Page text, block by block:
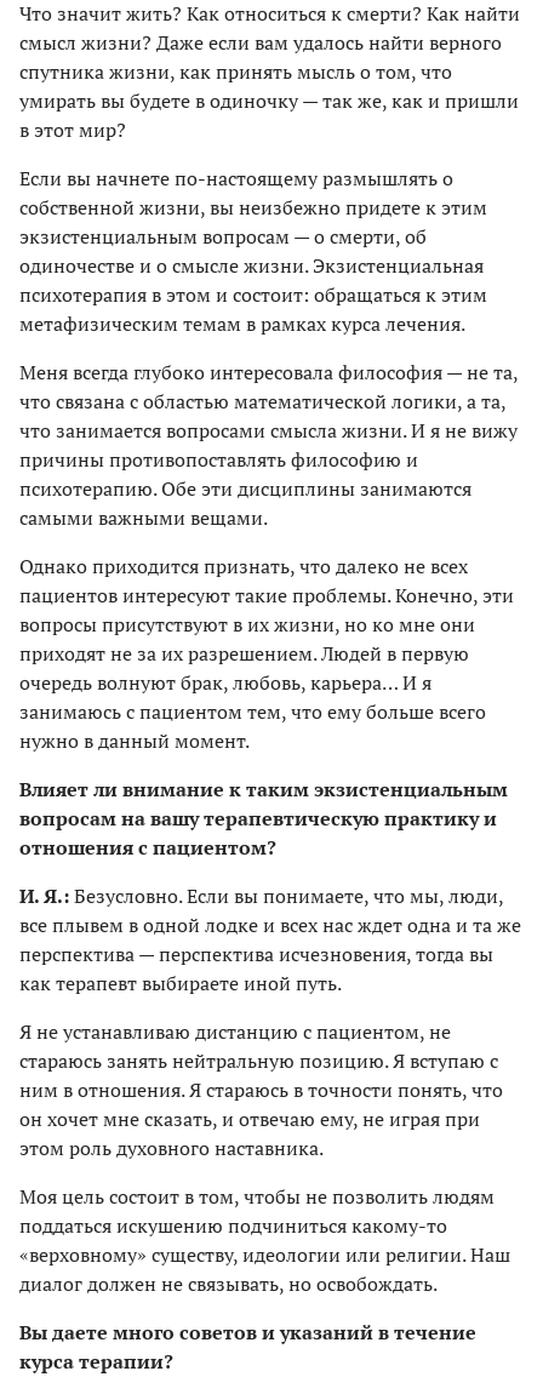
Что значит жить? Как относиться к смерти? Как найти
смысл жизни? Даже если вам удалось найти верного
спутника жизни, как принять мысль о том, что
умирать вы будете в одиночку — так же, как и пришли
в этот мир?
Если вы начнете по-настоящему размышлять о
собственной жизни, вы неизбежно придете к этим
экзистенциальным вопросам — о смерти, об
одиночестве и о смысле жизни. Экзистенциальная
психотерапия в этом и состоит: обращаться к этим
метафизическим темам в рамках курса лечения.
Меня всегда глубоко интересовала философия — не та,
что связана с областью математической логики, а та,
что занимается вопросами смысла жизни. И я не вижу
причины противопоставлять философию и
психотерапию. Обе эти дисциплины занимаются
самыми важными вещами.
Однако приходится признать, что далеко не всех
пациентов интересуют такие проблемы. Конечно, эти
вопросы присутствуют в их жизни, но ко мне они
приходят не за их разрешением. Людей в первую
очередь волнуют брак, любовь, карьера… И я
занимаюсь с пациентом тем, что ему больше всего
нужно в данный момент.
Влияет ли внимание к таким экзистенциальным
вопросам на вашу терапевтическую практику и
отношения с пациентом?
И. Я.:Безусловно. Если вы понимаете, что мы, люди,
все плывем в одной лодке и всех нас ждет одна и та же
перспектива — перспектива исчезновения, тогда вы
как терапевт выбираете иной путь.
Я не устанавливаю дистанцию с пациентом, не
стараюсь занять нейтральную позицию. Я вступаю с
ним в отношения. Я стараюсь в точности понять, что
он хочет мне сказать, и отвечаю ему, не играя при
этом роль духовного наставника.
Моя цель состоит в том, чтобы не позволить людям
поддаться искушению подчиниться какому-то
«верховному» существу, идеологии или религии. Наш
диалог должен не связывать, но освобождать.
Вы даете много советов и указаний в течение
курса терапии?